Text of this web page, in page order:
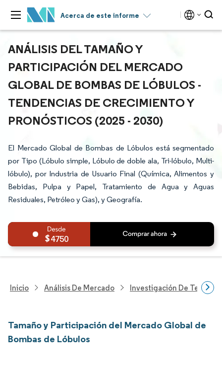
Acerca de este informe
ANÁLISIS DEL TAMAÑO Y
PARTICIPACIÓN DEL MERCADO
GLOBAL DE BOMBAS DE LÓBULOS -
TENDENCIAS DE CRECIMIENTO Y
PRONÓSTICOS (2025 - 2030)
El Mercado Global de Bombas de Lóbulos está segmentado
por Tipo (Lóbulo simple, Lóbulo de doble ala, Tri-lóbulo, Multi-
lóbulo), por Industria de Usuario Final (Química, Alimentos y
Bebidas, Pulpa y Papel, Tratamiento de Agua y Aguas
Residuales, Petróleo y Gas), y Geografía.
4750
Inicio Análisis De Mercado Investigación De
Tamaño y Participación del Mercado Global de
Bombas de Lóbulos